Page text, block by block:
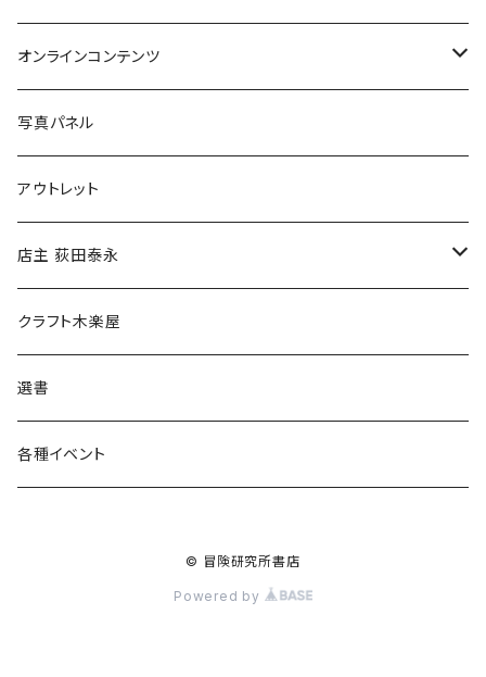
Tシャツ
バッグ
ブックカバー
マグカップ
傘
食料品
その他
オンラインコンテンツ
冒険クロストーク
写真パネル
アウトレット
店主 荻田泰永
書籍
ウェア
クラフト木楽屋
選書
各種イベント
© 冒険研究所書店
Powered by